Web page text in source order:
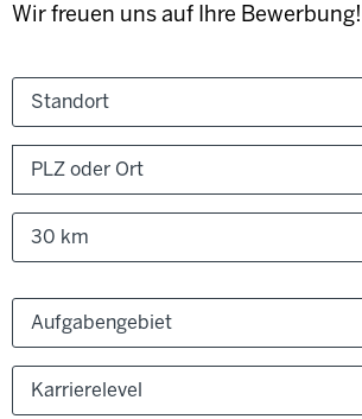
Wir freuen uns auf Ihre Bewerbung!
Standort
30 km
Aufgabengebiet
Karrierelevel